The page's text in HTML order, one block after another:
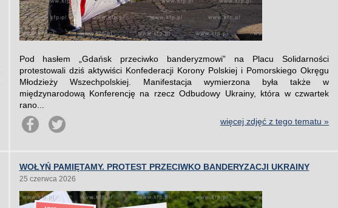
Pod hasłem „Gdańsk przeciwko banderyzmowi” na Placu Solidarności
protestowali dziś aktywiści Konfederacji Korony Polskiej i Pomorskiego Okręgu
Młodzieży Wszechpolskiej. Manifestacja wymierzona była także w
międzynarodową Konferencję na rzecz Odbudowy Ukrainy, która w czwartek
rano...
więcej zdjęć z tego tematu »
WOŁYŃ PAMIĘTAMY. PROTEST PRZECIWKO BANDERYZACJI UKRAINY
25 czerwca 2026